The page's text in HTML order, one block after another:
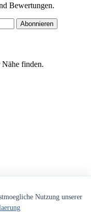
Bewertungen.
Abonnieren
finden.
Nutzung unserer